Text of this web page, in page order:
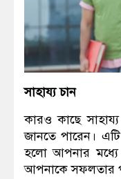
সাহায্য চান
কারও কাছে
জানতে পারেন।
হলো আপনার মধ্যে
আপনাকে সফলতার